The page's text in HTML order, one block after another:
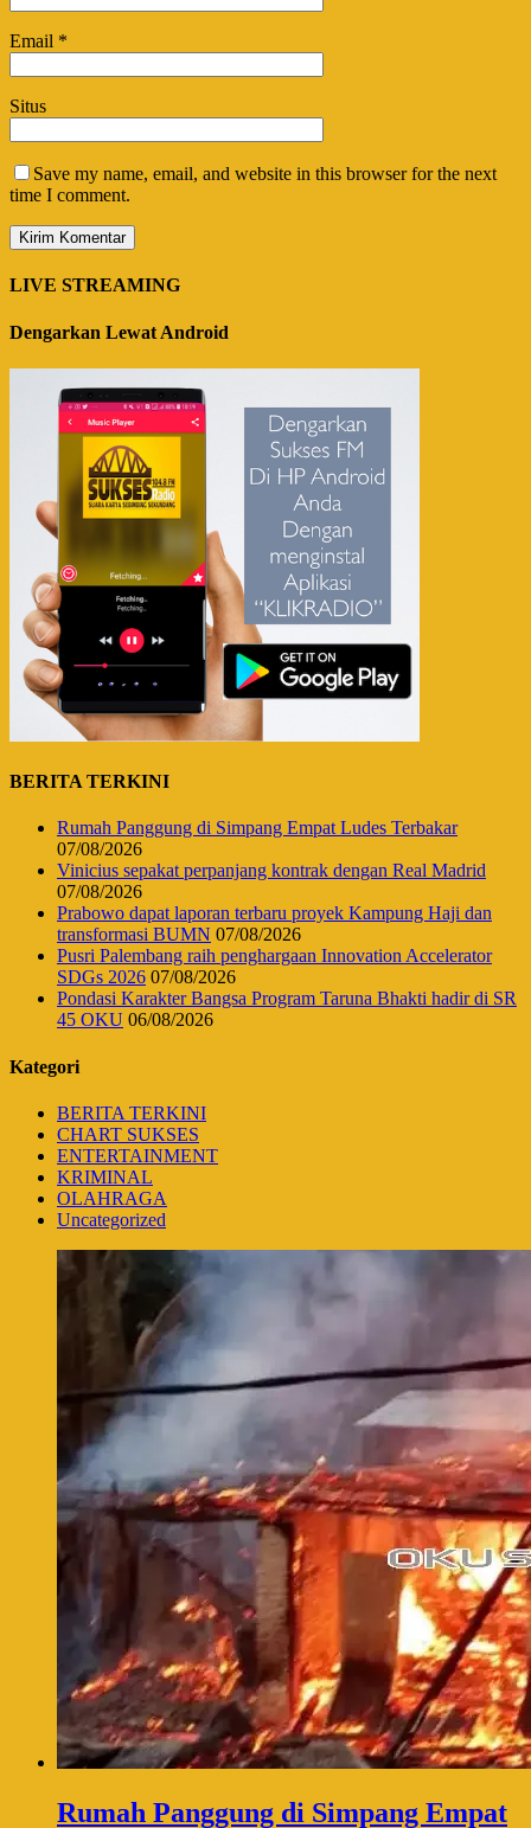
Email *
Situs
Save my name, email, and website in this browser for the next
time I comment.
LIVE STREAMING
Dengarkan Lewat Android
BERITA TERKINI
Rumah Panggung di Simpang Empat Ludes Terbakar
07/08/2026
Vinicius sepakat perpanjang kontrak dengan Real Madrid
07/08/2026
Prabowo dapat laporan terbaru proyek Kampung Haji dan
transformasi BUMN 07/08/2026
Pusri Palembang raih penghargaan Innovation Accelerator
SDGs 2026 07/08/2026
Pondasi Karakter Bangsa Program Taruna Bhakti hadir di SR
45 OKU 06/08/2026
Kategori
BERITA TERKINI
CHART SUKSES
ENTERTAINMENT
KRIMINAL
OLAHRAGA
Uncategorized
Rumah Panggung di Simpang Empat